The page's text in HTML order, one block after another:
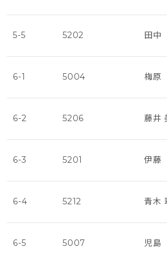
5-5 5202 田中
6-1 5004 梅原
6-2 5206 藤井
6-3 5201 伊藤
6-4 5212 青木
6-5 5007 児島